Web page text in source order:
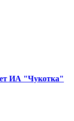
ИА "Чукотка"